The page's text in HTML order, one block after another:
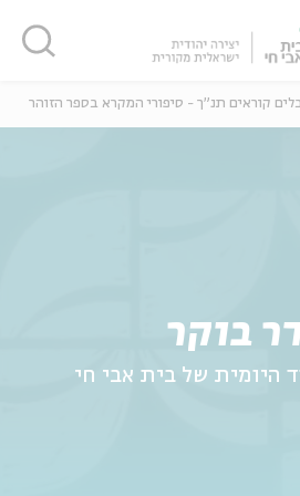
בוקר
היומית של בית אבי חי
קוראים תנ"ך - סיפורי המקרא בספר הזוהר